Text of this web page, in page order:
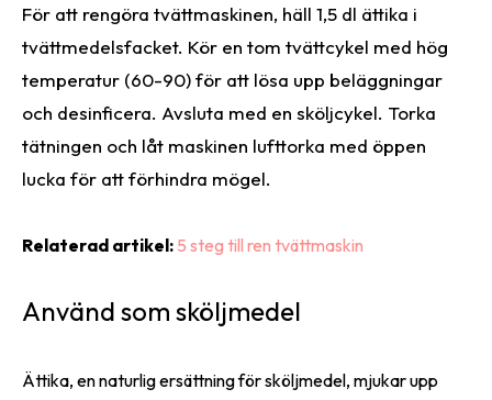
För att rengöra tvättmaskinen, häll 1,5 dl ättika i
tvättmedelsfacket. Kör en tom tvättcykel med hög
temperatur (60-90) för att lösa upp beläggningar
och desinficera. Avsluta med en sköljcykel. Torka
tätningen och låt maskinen lufttorka med öppen
lucka för att förhindra mögel.
Relaterad artikel: 5 steg till ren tvättmaskin
Använd som sköljmedel
Ättika, en naturlig ersättning för sköljmedel, mjukar upp